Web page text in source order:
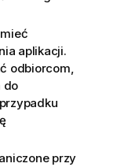
aplikacji.
odbiorcom,
do
przy